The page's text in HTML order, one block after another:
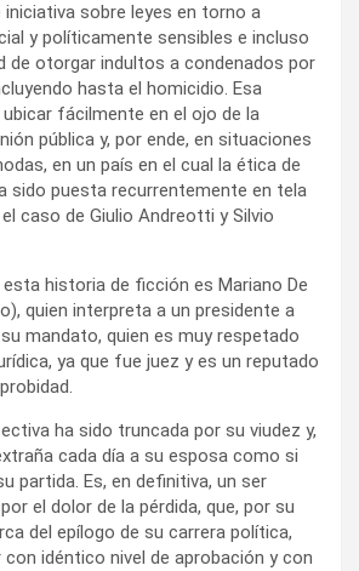
iniciativa sobre leyes en torno a
y políticamente sensibles e incluso
de otorgar indultos a condenados por
hasta el homicidio. Esa
fácilmente en el ojo de la
pública y, por ende, en situaciones
en un país en el cual la ética de
sido puesta recurrentemente en tela
caso de Giulio Andreotti y Silvio
historia de ficción es Mariano De
quien interpreta a un presidente a
mandato, quien es muy respetado
ya que fue juez y es un reputado
ha sido truncada por su viudez y,
cada día a su esposa como si
partida. Es, en definitiva, un ser
el dolor de la pérdida, que, por su
del epílogo de su carrera política,
con idéntico nivel de aprobación y con